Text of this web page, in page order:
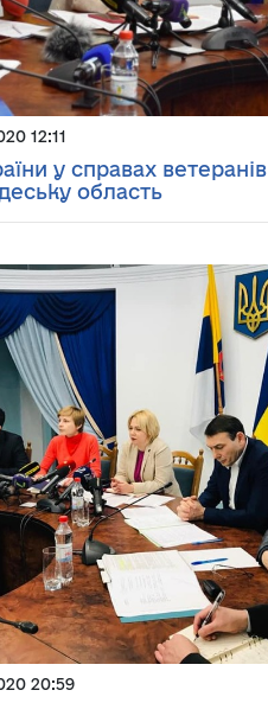
12:11
у справах ветеранів
область
20:59